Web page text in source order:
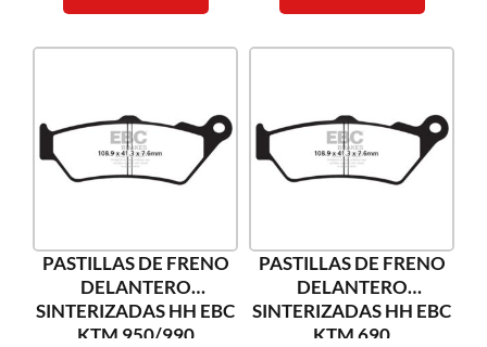
PASTILLAS DE FRENO
DELANTERO
SINTERIZADAS HH EBC
KTM 950/990
PASTILLAS DE FRENO
DELANTERO
SINTERIZADAS HH EBC
KTM 690